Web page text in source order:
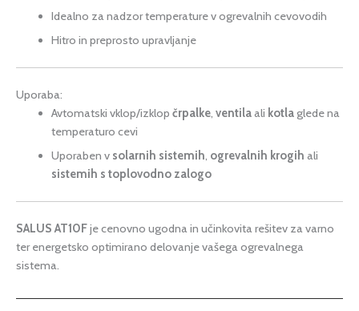
Idealno za nadzor temperature v ogrevalnih cevovodih
Hitro in preprosto upravljanje
Uporaba:
Avtomatski vklop/izklop črpalke, ventilaali kotlaglede na
temperaturo cevi
Uporaben v solarnih sistemih, ogrevalnih krogih ali
sistemih s toplovodno zalogo
SALUS AT10Fje cenovno ugodna in učinkovita rešitev za varno
ter energetsko optimirano delovanje vašega ogrevalnega
sistema.